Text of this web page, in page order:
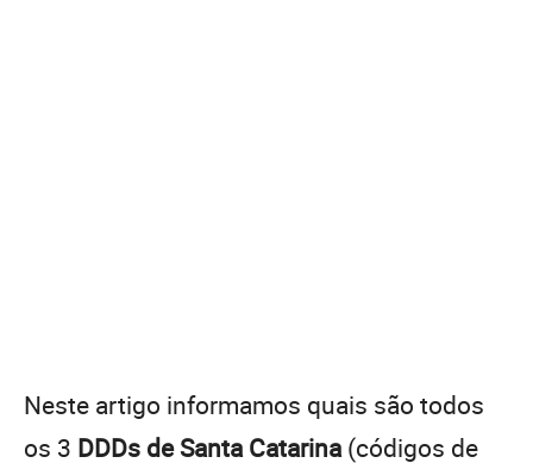
Neste artigo informamos quais são todos
os 3 DDDs de Santa Catarina (códigos de